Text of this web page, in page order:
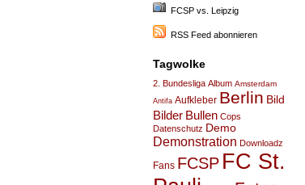
FCSP vs. Leipzig
RSS Feed abonnieren
Tagwolke
2. Bundesliga Album Amsterdam
Antifa Aufkleber Berlin Bild
Bilder Bullen Cops
Datenschutz Demo
Demonstration Downloadz
Fans FCSP FC St.